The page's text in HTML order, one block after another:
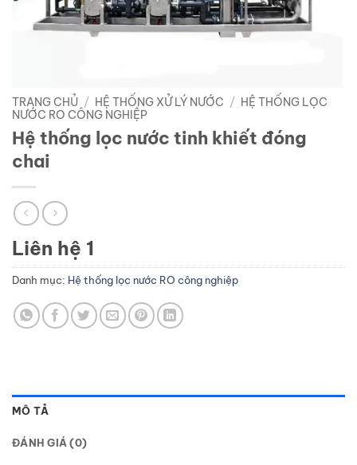
TRANG CHỦ / HỆ THỐNG XỬ LÝ NƯỚC / HỆ THỐNG LỌC
NƯỚC RO CÔNG NGHIỆP
Hệ thống lọc nước tinh khiết đóng
chai
Liên hệ 1
Danh mục: Hệ thống lọc nước RO công nghiệp
MÔ TẢ
ĐÁNH GIÁ (0)